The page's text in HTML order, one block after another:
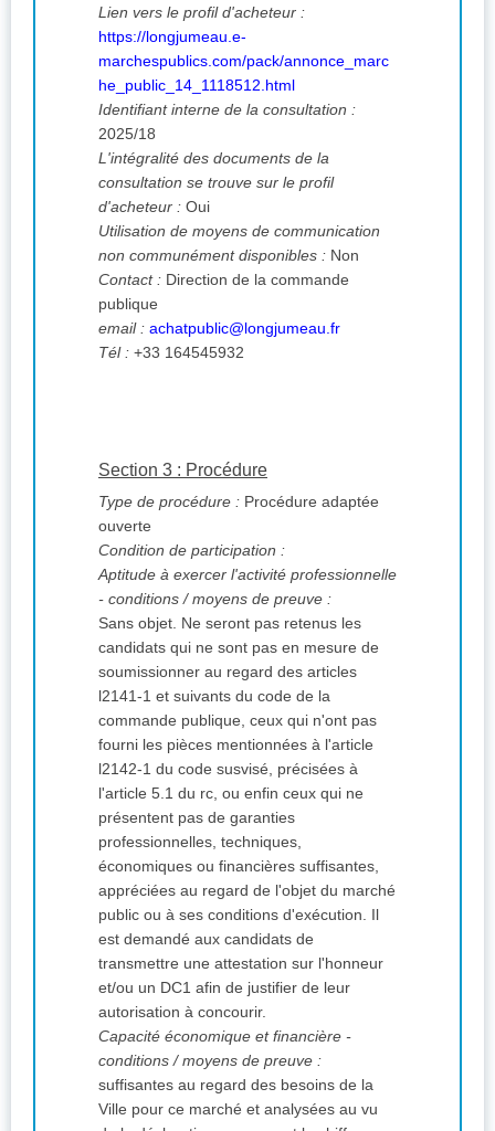
Lien vers le profil d'acheteur :
https://longjumeau.e-
marchespublics.com/pack/annonce_marc
he_public_14_1118512.html
Identifiant interne de la consultation :
2025/18
L'intégralité des documents de la
consultation se trouve sur le profil
d'acheteur : Oui
Utilisation de moyens de communication
non communément disponibles : Non
Contact : Direction de la commande
publique
email : achatpublic@longjumeau.fr
Tél : +33 164545932
Section 3 : Procédure
Type de procédure : Procédure adaptée
ouverte
Condition de participation :
Aptitude à exercer l'activité professionnelle
- conditions / moyens de preuve :
Sans objet. Ne seront pas retenus les
candidats qui ne sont pas en mesure de
soumissionner au regard des articles
l2141-1 et suivants du code de la
commande publique, ceux qui n'ont pas
fourni les pièces mentionnées à l'article
l2142-1 du code susvisé, précisées à
l'article 5.1 du rc, ou enfin ceux qui ne
présentent pas de garanties
professionnelles, techniques,
économiques ou financières suffisantes,
appréciées au regard de l'objet du marché
public ou à ses conditions d'exécution. Il
est demandé aux candidats de
transmettre une attestation sur l'honneur
et/ou un DC1 afin de justifier de leur
autorisation à concourir.
Capacité économique et financière -
conditions / moyens de preuve :
suffisantes au regard des besoins de la
Ville pour ce marché et analysées au vu